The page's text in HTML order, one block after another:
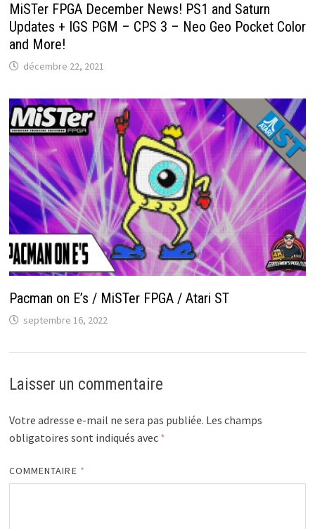
MiSTer FPGA December News! PS1 and Saturn
Updates + IGS PGM – CPS 3 – Neo Geo Pocket Color
and More!
décembre 22, 2021
Pacman on E’s / MiSTer FPGA / Atari ST
septembre 16, 2022
Laisser un commentaire
Votre adresse e-mail ne sera pas publiée. Les champs
obligatoires sont indiqués avec *
COMMENTAIRE *